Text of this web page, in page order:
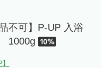
不可】P-UP 入浴
1000g